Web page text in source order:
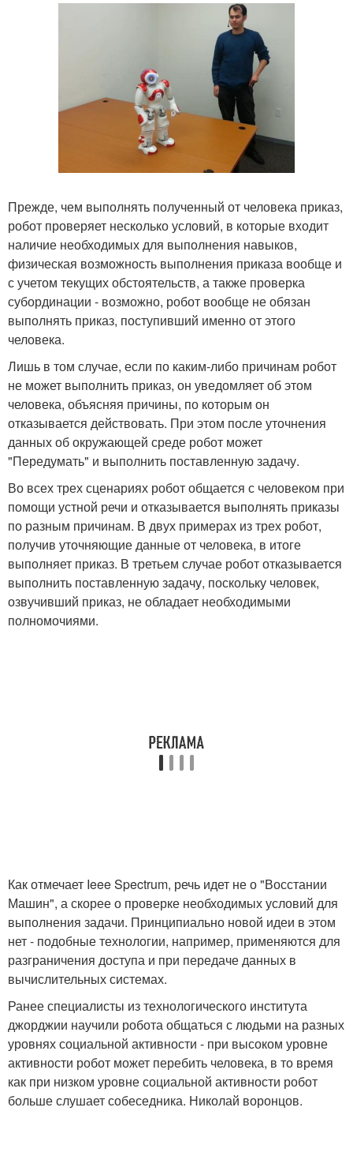
Прежде, чем выполнять полученный от человека приказ,
робот проверяет несколько условий, в которые входит
наличие необходимых для выполнения навыков,
физическая возможность выполнения приказа вообще и
с учетом текущих обстоятельств, а также проверка
субординации - возможно, робот вообще не обязан
выполнять приказ, поступивший именно от этого
человека.
Лишь в том случае, если по каким-либо причинам робот
не может выполнить приказ, он уведомляет об этом
человека, объясняя причины, по которым он
отказывается действовать. При этом после уточнения
данных об окружающей среде робот может
"Передумать" и выполнить поставленную задачу.
Во всех трех сценариях робот общается с человеком при
помощи устной речи и отказывается выполнять приказы
по разным причинам. В двух примерах из трех робот,
получив уточняющие данные от человека, в итоге
выполняет приказ. В третьем случае робот отказывается
выполнить поставленную задачу, поскольку человек,
озвучивший приказ, не обладает необходимыми
полномочиями.
Как отмечает Ieee Spectrum, речь идет не о "Восстании
Машин", а скорее о проверке необходимых условий для
выполнения задачи. Принципиально новой идеи в этом
нет - подобные технологии, например, применяются для
разграничения доступа и при передаче данных в
вычислительных системах.
Ранее специалисты из технологического института
джорджии научили робота общаться с людьми на разных
уровнях социальной активности - при высоком уровне
активности робот может перебить человека, в то время
как при низком уровне социальной активности робот
больше слушает собеседника. Николай воронцов.